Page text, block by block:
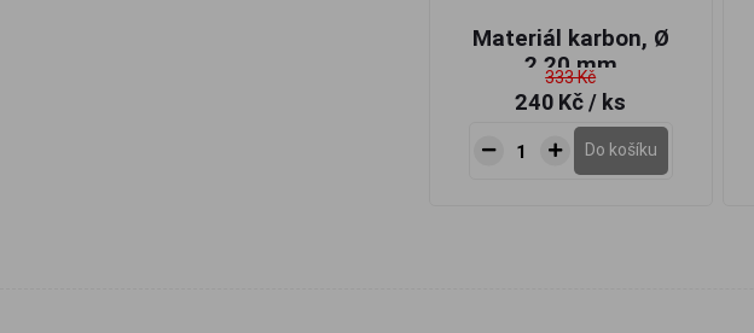
Materiál karbon, Ø
2,20 mm
333 Kč
240 Kč/ ks
Do košíku